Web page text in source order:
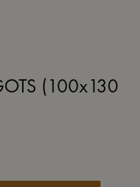
(100x130